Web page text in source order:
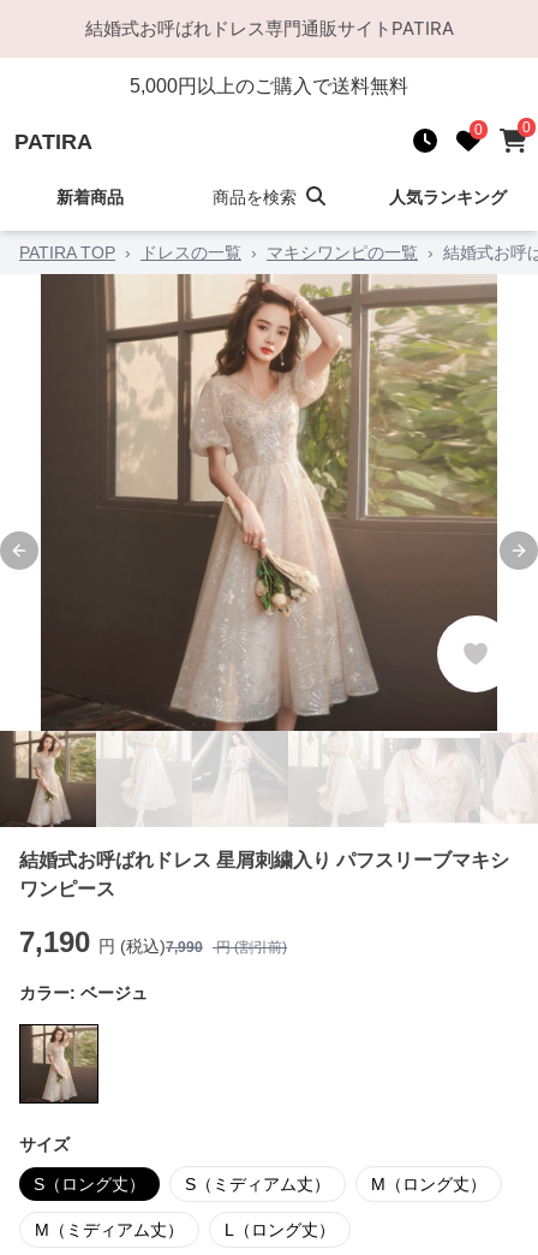
結婚式お呼ばれドレス専門通販サイト PATIRA
5,000円以上のご購入で送料無料
PATIRA 0 0
新着商品 商品を検索 人気ランキング
PATIRA TOP › ドレスの一覧 › マキシワンピの一覧 › 結婚式お呼
Previous slide
結婚式お呼ばれドレス 星屑刺繍入り パフスリーブマキシ
ワンピース
7,190 円 (税込)7,990 円 (割引前)
カラー: ベージュ
サイズ
S（ロング丈） S（ミディアム丈） M（ロング丈）
M（ミディアム丈） L（ロング丈）